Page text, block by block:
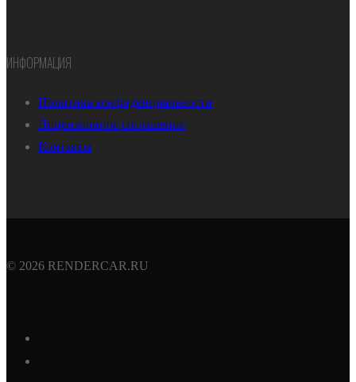
ИНФОРМАЦИЯ
Политика конфиденциальности
Лицензионное соглашение
Контакты
© 2026 RENDERCAR.RU